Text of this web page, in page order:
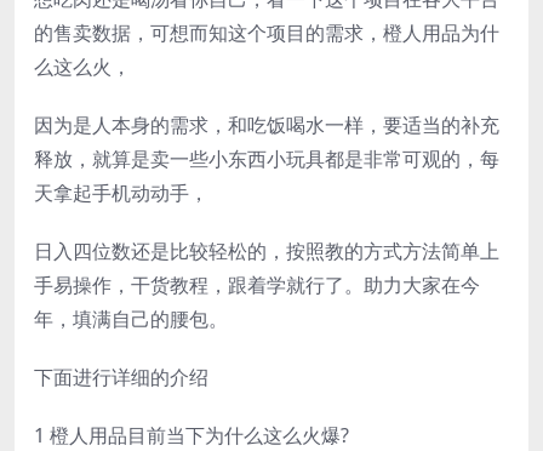
的售卖数据，可想而知这个项目的需求，橙人用品为什
么这么火，
因为是人本身的需求，和吃饭喝水一样，要适当的补充
释放，就算是卖一些小东西小玩具都是非常可观的，每
天拿起手机动动手，
日入四位数还是比较轻松的，按照教的方式方法简单上
手易操作，干货教程，跟着学就行了。助力大家在今
年，填满自己的腰包。
下面进行详细的介绍
1 橙人用品目前当下为什么这么火爆?